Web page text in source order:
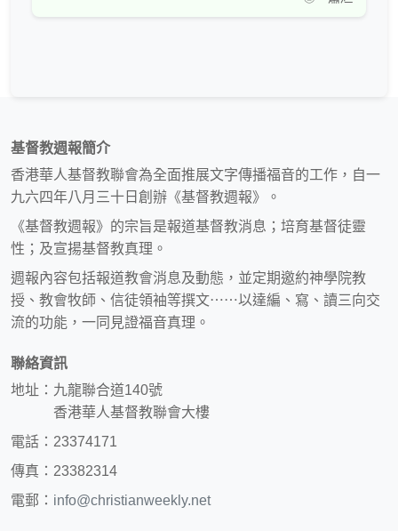
基督教週報簡介
香港華人基督教聯會為全面推展文字傳播福音的工作，自一
九六四年八月三十日創辦《基督教週報》。
《基督教週報》的宗旨是報道基督教消息；培育基督徒靈
性；及宣揚基督教真理。
週報內容包括報道教會消息及動態，並定期邀約神學院教
授、教會牧師、信徒領袖等撰文⋯⋯以達編、寫、讀三向交
流的功能，一同見證福音真理。
聯絡資訊
地址：九龍聯合道140號
香港華人基督教聯會大樓
電話：23374171
傳真：23382314
電郵： info@christianweekly.net